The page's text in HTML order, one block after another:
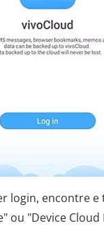
login, encontre e
ou "Device Cloud